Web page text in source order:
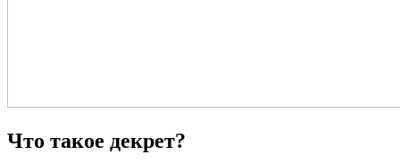
Что такое декрет?